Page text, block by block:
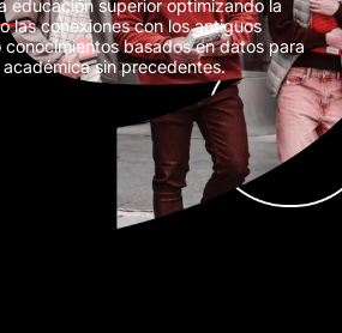
educación superior optimizando la
las conexiones con los antiguos
basados en datos para
sin precedentes.